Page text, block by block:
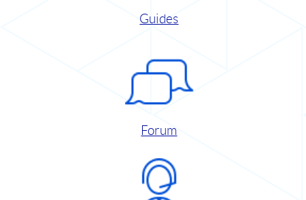
Guides
Forum